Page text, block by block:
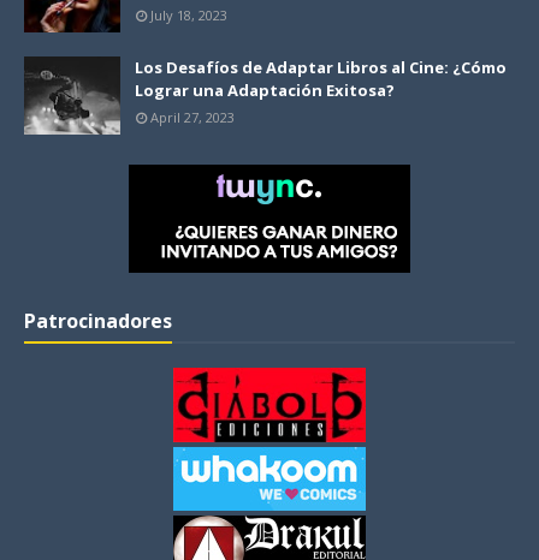
July 18, 2023
Los Desafíos de Adaptar Libros al Cine: ¿Cómo
Lograr una Adaptación Exitosa?
April 27, 2023
Patrocinadores